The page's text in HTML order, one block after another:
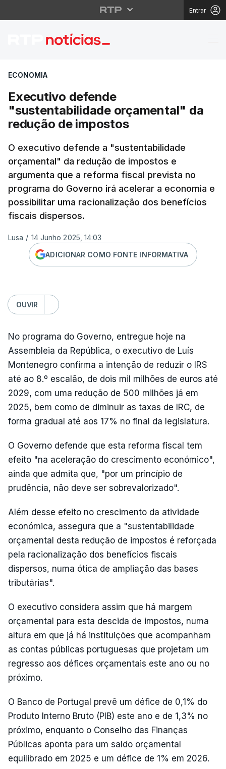
Entrar
Executivo defende
ECONOMIA
Executivo defende
"sustentabilidade orçamental" da
redução de impostos
O executivo defende a "sustentabilidade
orçamental" da redução de impostos e
argumenta que a reforma fiscal prevista no
programa do Governo irá acelerar a economia e
possibilitar uma racionalização dos benefícios
fiscais dispersos.
Lusa / 14 Junho 2025, 14:03
ADICIONAR COMO FONTE INFORMATIVA
OUVIR
No programa do Governo, entregue hoje na
Assembleia da República, o executivo de Luís
Montenegro confirma a intenção de reduzir o IRS
até ao 8.º escalão, de dois mil milhões de euros até
2029, com uma redução de 500 milhões já em
2025, bem como de diminuir as taxas de IRC, de
forma gradual até aos 17% no final da legislatura.
O Governo defende que esta reforma fiscal tem
efeito "na aceleração do crescimento económico",
ainda que admita que, "por um princípio de
prudência, não deve ser sobrevalorizado".
Além desse efeito no crescimento da atividade
económica, assegura que a "sustentabilidade
orçamental desta redução de impostos é reforçada
pela racionalização dos benefícios fiscais
dispersos, numa ótica de ampliação das bases
tributárias".
O executivo considera assim que há margem
orçamental para esta descida de impostos, numa
altura em que já há instituições que acompanham
as contas públicas portuguesas que projetam um
regresso aos défices orçamentais este ano ou no
próximo.
O Banco de Portugal prevê um défice de 0,1% do
Produto Interno Bruto (PIB) este ano e de 1,3% no
próximo, enquanto o Conselho das Finanças
Públicas aponta para um saldo orçamental
equilibrado em 2025 e um défice de 1% em 2026.